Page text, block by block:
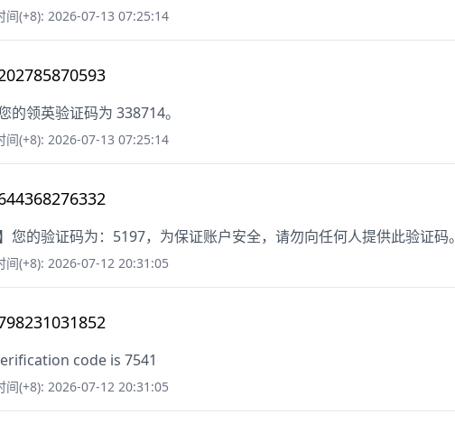
间(+8): 2026-07-13 07:25:14
的领英验证码为 338714。
间(+8): 2026-07-13 07:25:14
您的验证码为：5197，为保证账户安全，请勿向任何人提供此验证码。
间(+8): 2026-07-12 20:31:05
code is 7541
间(+8): 2026-07-12 20:31:05